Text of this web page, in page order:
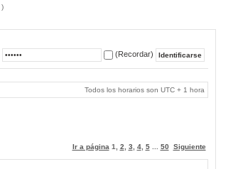
)
(Recordar)
Todos los horarios son UTC + 1 hora
Ir a página 1 2 3 4, 5... 50 Siguiente